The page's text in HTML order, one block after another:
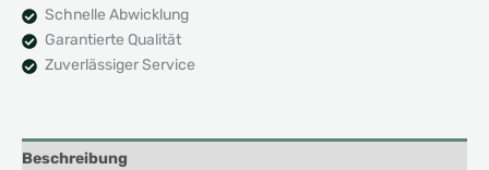
Schnelle Abwicklung
Garantierte Qualität
Zuverlässiger Service
Beschreibung